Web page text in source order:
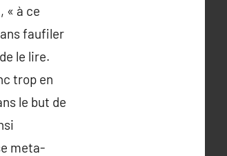
« à ce
faufiler
le lire.
trop en
le but de
meta-